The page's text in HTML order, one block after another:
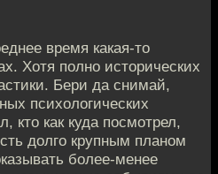
время какая-то
Хотя полно исторических
Бери да снимай,
психологических
кто как куда посмотрел,
долго крупным планом
более-менее